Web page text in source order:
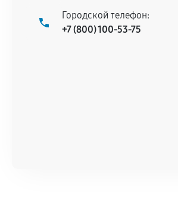
Городской телефон:
+7 (800) 100-53-75